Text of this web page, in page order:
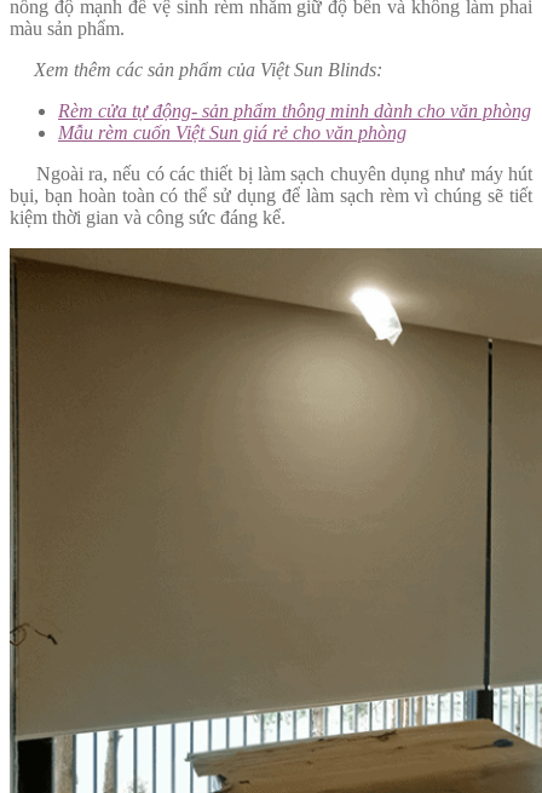
nồng độ mạnh để vệ sinh rèm nhằm giữ độ bền và không làm phai
màu sản phẩm.
Xem thêm các sản phẩm của Việt Sun Blinds:
Rèm cửa tự động- sản phẩm thông minh dành cho văn phòng
Mẫu rèm cuốn Việt Sun giá rẻ cho văn phòng
Ngoài ra, nếu có các thiết bị làm sạch chuyên dụng như máy hút
bụi, bạn hoàn toàn có thể sử dụng để làm sạch rèm vì chúng sẽ tiết
kiệm thời gian và công sức đáng kể.